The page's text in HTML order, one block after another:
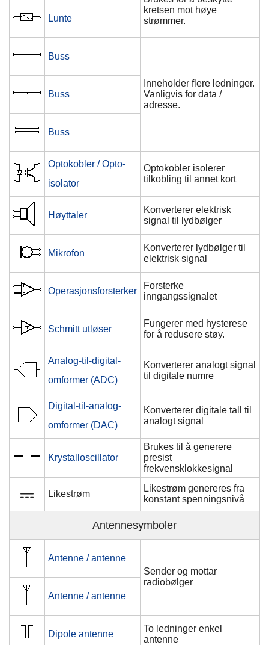
kretsen mot høye
strømmer.
Lunte
Buss
Inneholder flere ledninger.
Vanligvis for data /
adresse.
Buss
Buss
Optokobler / Opto-
isolator
Optokobler isolerer
tilkobling til annet kort
Høyttaler
Konverterer elektrisk
signal til lydbølger
Mikrofon
Konverterer lydbølger til
elektrisk signal
Operasjonsforsterker
Forsterke
inngangssignalet
Schmitt utløser
Fungerer med hysterese
for å redusere støy.
Analog-til-digital-
omformer (ADC)
Konverterer analogt signal
til digitale numre
Digital-til-analog-
omformer (DAC)
Konverterer digitale tall til
analogt signal
Krystalloscillator
Brukes til å generere
presist
frekvensklokkesignal
⎓ Likestrøm
Likestrøm genereres fra
konstant spenningsnivå
Antennesymboler
Antenne / antenne
Sender og mottar
radiobølger
Antenne / antenne
Dipole antenne
To ledninger enkel
antenne